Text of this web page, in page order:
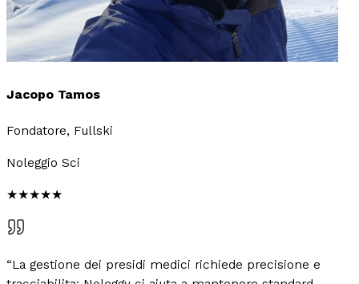
Jacopo Tamos
Fondatore, Fullski
Noleggio Sci
★★★★★
“La gestione dei presidi medici richiede precisione e